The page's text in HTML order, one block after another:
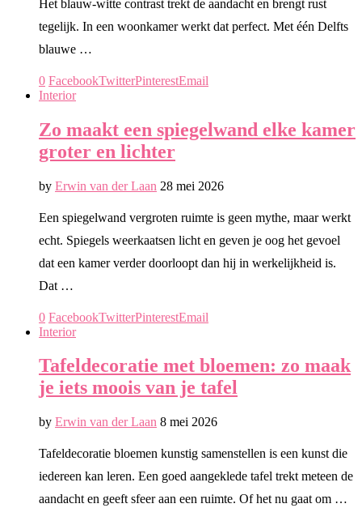
Het blauw-witte contrast trekt de aandacht en brengt rust
tegelijk. In een woonkamer werkt dat perfect. Met één Delfts
blauwe …
0 FacebookTwitterPinterestEmail
Interior
Zo maakt een spiegelwand elke kamer
groter en lichter
by Erwin van der Laan 28 mei 2026
Een spiegelwand vergroten ruimte is geen mythe, maar werkt
echt. Spiegels weerkaatsen licht en geven je oog het gevoel
dat een kamer verder doorloopt dan hij in werkelijkheid is.
Dat …
0 FacebookTwitterPinterestEmail
Interior
Tafeldecoratie met bloemen: zo maak
je iets moois van je tafel
by Erwin van der Laan 8 mei 2026
Tafeldecoratie bloemen kunstig samenstellen is een kunst die
iedereen kan leren. Een goed aangeklede tafel trekt meteen de
aandacht en geeft sfeer aan een ruimte. Of het nu gaat om …